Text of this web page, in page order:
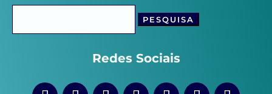
Redes Sociais